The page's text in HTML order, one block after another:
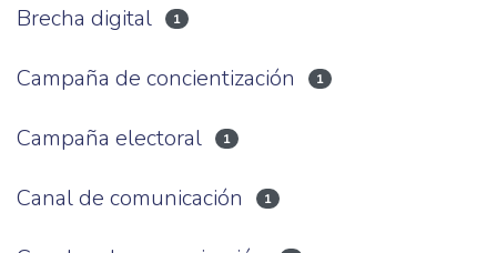
Brecha digital 1
Campaña de concientización 1
Campaña electoral 1
Canal de comunicación 1